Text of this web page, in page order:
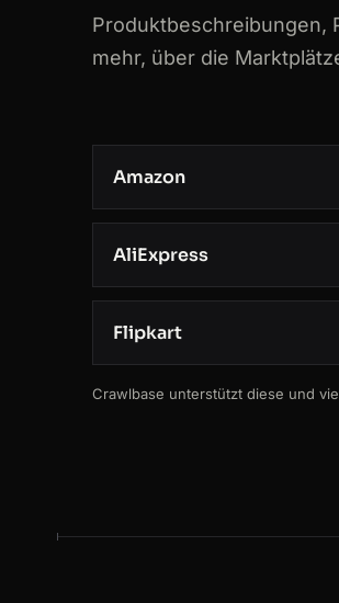
Produktbeschreibungen,
mehr, über die
Amazon
AliExpress
Flipkart
Crawlbase unterstützt diese und